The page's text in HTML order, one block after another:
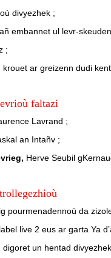
divyezhek ;
embannet ul levr-
;
krouet ar greizenn dudi
faltazi
Lavrand ;
an Intañv ;
Herve Seubil
pourmenadennoù da
live 2 eus ar garta Ya
digoret un hentad